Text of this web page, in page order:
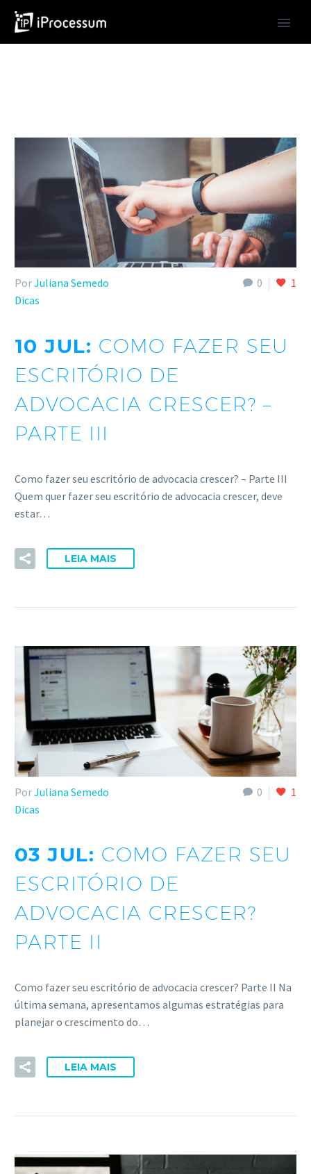
0 1
PorJuliana Semedo
Dicas
10 JUL: COMO FAZER SEU
ESCRITÓRIO DE
ADVOCACIA CRESCER? –
PARTE III
Como fazer seu escritório de advocacia crescer? – Parte III
Quem quer fazer seu escritório de advocacia crescer, deve
estar…
LEIA MAIS
0 1
PorJuliana Semedo
Dicas
03 JUL: COMO FAZER SEU
ESCRITÓRIO DE
ADVOCACIA CRESCER?
PARTE II
Como fazer seu escritório de advocacia crescer? Parte II Na
última semana, apresentamos algumas estratégias para
planejar o crescimento do…
LEIA MAIS